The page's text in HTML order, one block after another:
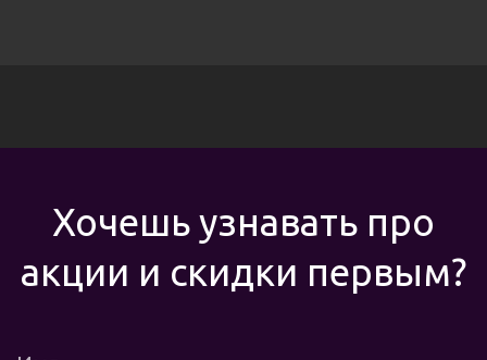
Хочешь узнавать про
акции и скидки первым?